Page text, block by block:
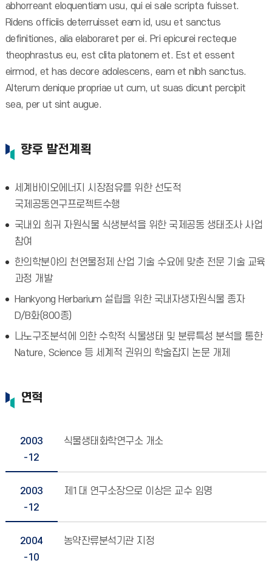
abhorreant eloquentiam usu, qui ei sale scripta fuisset.
Ridens officiis deterruisset eam id, usu et sanctus
definitiones, alia elaboraret per ei. Pri epicurei recteque
theophrastus eu, est clita platonem et. Est et essent
eirmod, et has decore adolescens, eam et nibh sanctus.
Alterum denique propriae ut cum, ut suas dicunt percipit
sea, per ut sint augue.
향후 발전계획
세계바이오에너지 시장점유를 위한 선도적
국제공동연구프로젝트수행
국내외 희귀 자원식물 식생분석을 위한 국제공동 생태조사 사업
참여
한의학분야의 천연물정제 산업 기술 수요에 맞춘 전문 기술 교육
과정 개발
Hankyong Herbarium 설립을 위한 국내자생자원식물 종자
D/B화(800종)
나노구조분석에 의한 수학적 식물생태 및 분류특성 분석을 통한
Nature, Science 등 세계적 권위의 학술잡지 논문 개제
연혁
2003
-12
식물생태화학연구소 개소
2003
-12
제1대 연구소장으로 이상은 교수 임명
2004
-10
농약잔류분석기관 지정